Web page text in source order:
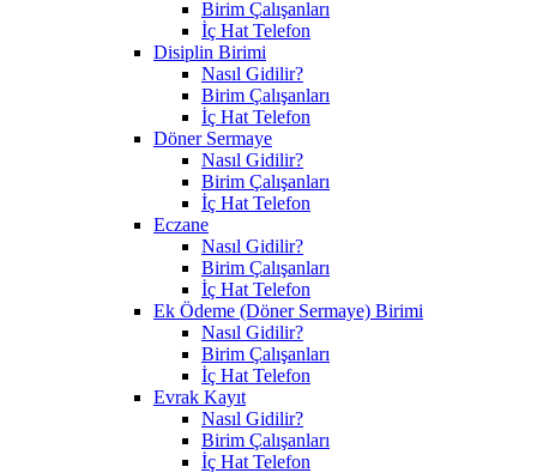
Birim Çalışanları
İç Hat Telefon
Disiplin Birimi
Nasıl Gidilir?
Birim Çalışanları
İç Hat Telefon
Döner Sermaye
Nasıl Gidilir?
Birim Çalışanları
İç Hat Telefon
Eczane
Nasıl Gidilir?
Birim Çalışanları
İç Hat Telefon
Ek Ödeme (Döner Sermaye) Birimi
Nasıl Gidilir?
Birim Çalışanları
İç Hat Telefon
Evrak Kayıt
Nasıl Gidilir?
Birim Çalışanları
İç Hat Telefon